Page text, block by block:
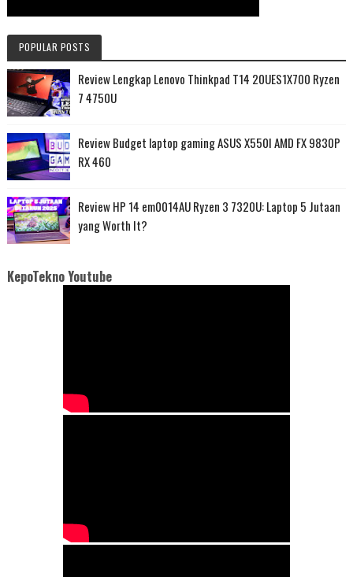
POPULAR POSTS
Review Lengkap Lenovo Thinkpad T14 20UES1X700 Ryzen
7 4750U
Review Budget laptop gaming ASUS X550I AMD FX 9830P
RX 460
Review HP 14 em0014AU Ryzen 3 7320U: Laptop 5 Jutaan
yang Worth It?
KepoTekno Youtube